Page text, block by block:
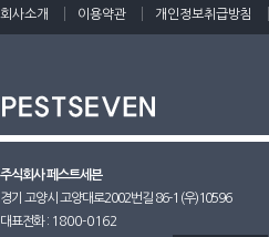
회사소개 이용약관 개인정보취급방침
주식회사 페스트세븐
경기 고양시 고양대로2002번길 86-1 (우)10596
대표전화 : 1800-0162